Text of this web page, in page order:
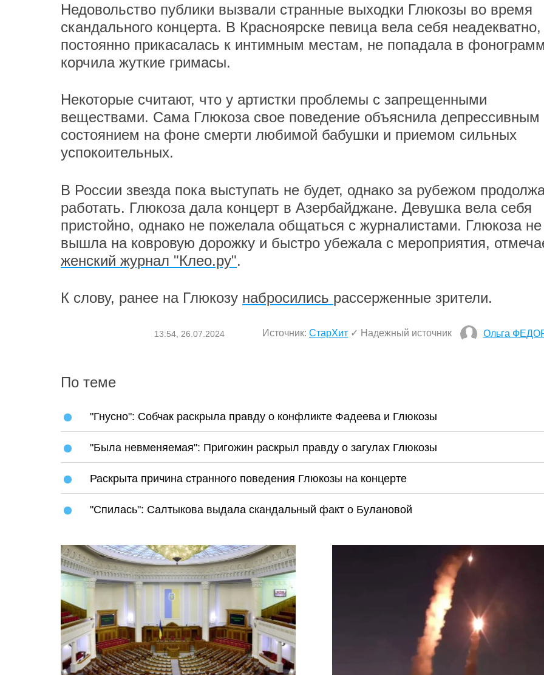
Недовольство публики вызвали странные выходки Глюкозы во время
скандального концерта. В Красноярске певица вела себя неадекватно,
постоянно прикасалась к интимным местам, не попадала в
корчила жуткие гримасы.
Некоторые считают, что у артистки проблемы с запрещенными
веществами. Сама Глюкоза свое поведение объяснила депрессивным
состоянием на фоне смерти любимой бабушки и приемом сильных
успокоительных.
В России звезда пока выступать не будет, однако за рубежом
работать. Глюкоза дала концерт в Азербайджане. Девушка вела себя
пристойно, однако не пожелала общаться с журналистами. Глюкоза не
вышла на ковровую дорожку и быстро убежала с мероприятия,
женский журнал "Клео.ру".
К слову, ранее на Глюкозу набросились рассерженные зрители.
13:54, 26.07.2024 Источник: СтарХит ✓ Надежный источник Ольга
По теме
"Гнусно": Собчак раскрыла правду о конфликте Фадеева и Глюкозы
"Была невменяемая": Пригожин раскрыл правду о загулах Глюкозы
Раскрыта причина странного поведения Глюкозы на концерте
"Спилась": Салтыкова выдала скандальный факт о Булановой